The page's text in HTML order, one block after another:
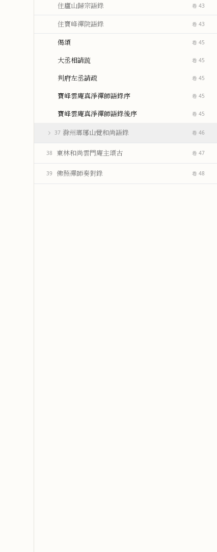
住廬山歸宗語錄 卷 43
住寶峰禪院語錄 卷 43
偈頌 卷 45
大丞相請䟽 卷 45
判府左丞請疏 卷 45
寶峰雲庵真淨禪師語錄序 卷 45
寶峰雲庵真淨禪師語錄後序 卷 45
37 滁州瑯琊山覺和尚語錄 卷 46
38 東林和尚雲門庵主頌古 卷 47
39 佛照禪師奏對錄 卷 48